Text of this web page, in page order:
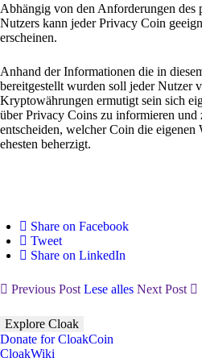
Abhängig von den Anforderungen des
Nutzers kann jeder Privacy Coin
erscheinen.
Anhand der Informationen die in
bereitgestellt wurden soll jeder Nutzer
Kryptowährungen ermutigt sein sich
über Privacy Coins zu informieren und
entscheiden, welcher Coin die eigenen
ehesten beherzigt.
Share on Facebook
Tweet
Share on LinkedIn
Previous Post Lese alles Next Post
Explore Cloak
Donate for CloakCoin
CloakWiki